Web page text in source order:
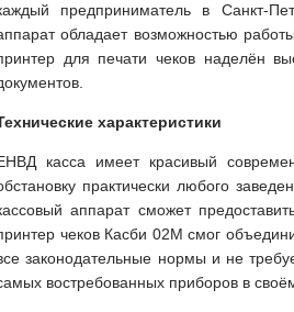
предприниматель в Санкт-
обладает возможностью
для печати чеков наделён
характеристики
касса имеет красивый
практически любого
аппарат сможет
чеков Касби 02М смог
законодательные нормы и не
востребованных приборов в